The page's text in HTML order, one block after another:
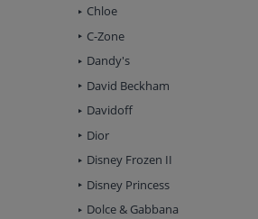
Chloe
C-Zone
Dandy's
David Beckham
Davidoff
Dior
Disney Frozen II
Disney Princess
Dolce & Gabbana